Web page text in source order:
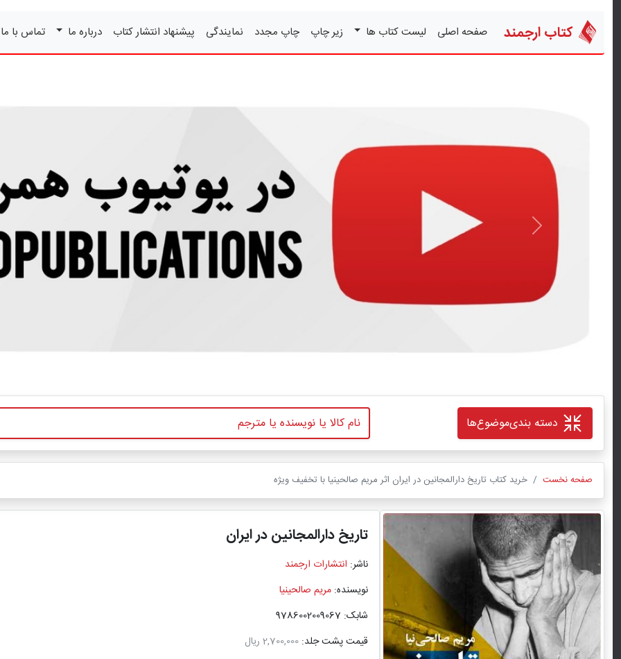
کتاب ارجمند صفحه اصلی لیست کتاب ها زیر چاپ چاپ مجدد نمایندگی پیشنهاد انتشار کتاب درباره ما تماس با
قبلی
دسته بندیموضوع‌ها
صفحه نخست خرید کتاب تاریخ دارالمجانین در ایران اثر مریم صالحینیا با تخفیف ویژه
تاریخ دارالمجانین در ایران
ناشر: انتشارات ارجمند
نویسنده: مریم صالحینیا
شابک: 9786002009067
قیمت پشت جلد: 2,700,000 ریال